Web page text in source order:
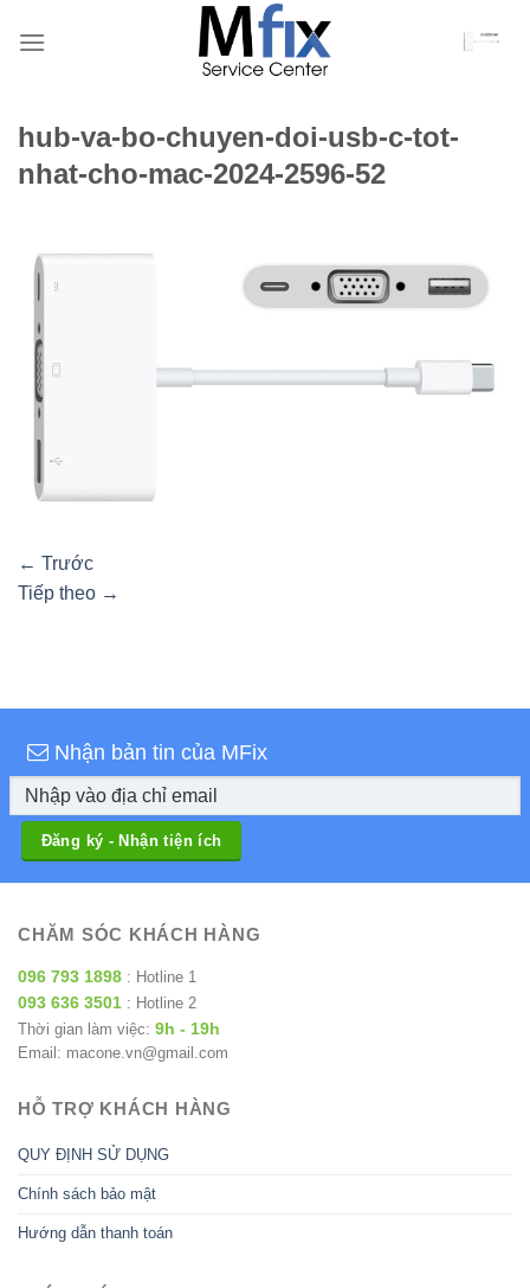
qua
hub-va-bo-chuyen-doi-usb-c-tot-
nhat-cho-mac-2024-2596-52
← Trước
Tiếp theo →
Nhận bản tin của MFix
CHĂM SÓC KHÁCH HÀNG
096 793 1898 : Hotline 1
093 636 3501 : Hotline 2
Thời gian làm việc: 9h - 19h
Email: macone.vn@gmail.com
HỖ TRỢ KHÁCH HÀNG
QUY ĐỊNH SỬ DỤNG
Chính sách bảo mật
Hướng dẫn thanh toán